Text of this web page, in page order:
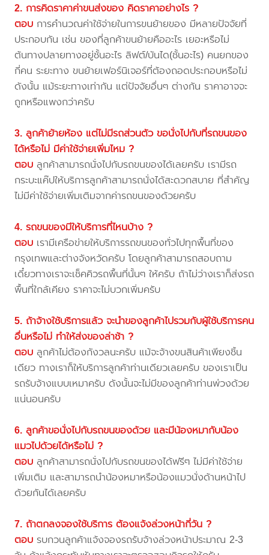
2. การคิดราคาค่าขนส่งของ คิดราคาอย่างไร ?
ตอบ การคำนวณค่าใช้จ่ายในการขนย้ายของ มีหลายปัจจัยที่
ประกอบกัน เช่น ของที่ลูกค้าขนย้ายคืออะไร เยอะหรือไม่
ต้นทางปลายทางอยู่ชั้นอะไร ลิฟต์/บันได(ชั้นอะไร) คนยกของ
กี่คน ระยะทาง ขนย้ายเฟอร์นิเจอร์ที่ต้องถอดประกอบหรือไม่
ดังนั้น แม้ระยะทางเท่ากัน แต่ปัจจัยอื่นๆ ต่างกัน ราคาอาจจะ
ถูกหรือแพงกว่าครับ
3. ลูกค้าย้ายห้อง แต่ไม่มีรถส่วนตัว ขอนั่งไปกับที่รถขนของ
ได้หรือไม่ มีค่าใช้จ่ายเพิ่มไหม ?
ตอบ ลูกค้าสามารถนั่งไปกับรถขนของได้เลยครับ เรามีรถ
กระบะแค๊ปให้บริการลูกค้าสามารถนั่งได้สะดวกสบาย ที่สำคัญ
ไม่มีค่าใช้จ่ายเพิ่มเติมจากค่ารถขนของด้วยครับ
4. รถขนของมีให้บริการที่ไหนบ้าง ?
ตอบ เรามีเครือข่ายให้บริการรถขนของทั่วไปทุกพื้นที่ของ
กรุงเทพและต่างจังหวัดครับ โดยลูกค้าสามารถสอบถาม
เดี๋ยวทางเราจะเช็คคิวรถพื้นที่นั้นๆ ให้ครับ ถ้าไม่ว่างเราก็ส่งรถ
พื้นที่ใกล้เคียง ราคาจะไม่บวกเพิ่มครับ
5. ถ้าจ้างใช้บริการแล้ว จะนำของลูกค้าไปรวมกับผู้ใช้บริการคน
อื่นหรือไม่ ทำให้ส่งของล่าช้า ?
ตอบ ลูกค้าไม่ต้องกังวลนะครับ แม้จะจ้างขนสินค้าเพียงชิ้น
เดียว ทางเราก็ให้บริการลูกค้าท่านเดียวเลยครับ ของเราเป็น
รถรับจ้างแบบเหมาครับ ดังนั้นจะไม่มีของลูกค้าท่านพ่วงด้วย
แน่นอนครับ
6. ลูกค้าขอนั่งไปกับรถขนของด้วย และมีน้องหมากับน้อง
แมวไปด้วยได้หรือไม่ ?
ตอบ ลูกค้าสามารถนั่งไปกับรถขนของได้ฟรีๆ ไม่มีค่าใช้จ่าย
เพิ่มเติม และสามารถนำน้องหมาหรือน้องแมวนั่งด้านหน้าไป
ด้วยกันได้เลยครับ
7. ถ้าตกลงจองใช้บริการ ต้องแจ้งล่วงหน้ากี่วัน ?
ตอบ รบกวนลูกค้าแจ้งจองรถรับจ้างล่วงหน้าประมาณ 2-3